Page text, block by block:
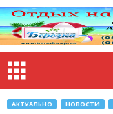
АКТУАЛЬНО НОВОСТИ